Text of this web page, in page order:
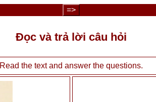
=>
Đọc và trả lời câu hỏi
Read the text and answer the questions.